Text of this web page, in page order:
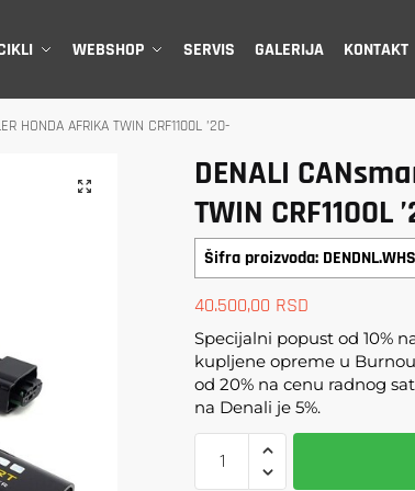
WEBSHOP SERVIS GALERIJA KONTAKT
AFRIKA TWIN CRF1100L ’20-
🔍
DENALI
TWIN CRF1100L
Šifra proizvoda:
40.500,00 RSD
Specijalni popust od 10%
kupljene opreme u
od 20% na cenu radnog
na Denali je 5%.
CANsmart